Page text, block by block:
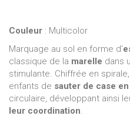
Couleur : Multicolor
Marquage au sol en forme d’
classique de la marelle dans
stimulante. Chiffrée en
enfants de sauter de case
circulaire, développant ainsi
leur coordination.